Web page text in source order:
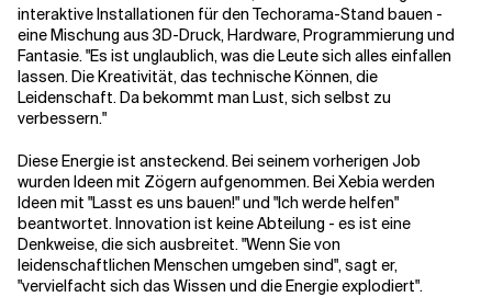
interaktive Installationen für den Techorama-Stand bauen -
eine Mischung aus 3D-Druck, Hardware, Programmierung und
Fantasie. "Es ist unglaublich, was die Leute sich alles einfallen
lassen. Die Kreativität, das technische Können, die
Leidenschaft. Da bekommt man Lust, sich selbst zu
verbessern."
Diese Energie ist ansteckend. Bei seinem vorherigen Job
wurden Ideen mit Zögern aufgenommen. Bei Xebia werden
Ideen mit "Lasst es uns bauen!" und "Ich werde helfen"
beantwortet. Innovation ist keine Abteilung - es ist eine
Denkweise, die sich ausbreitet. "Wenn Sie von
leidenschaftlichen Menschen umgeben sind", sagt er,
"vervielfacht sich das Wissen und die Energie explodiert".